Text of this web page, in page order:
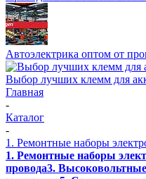
Автоэлектрика оптом от
Выбор лучших клемм для
Главная
-
Каталог
-
1. Ремонтные наборы
1. Ремонтные наборы
провода3.